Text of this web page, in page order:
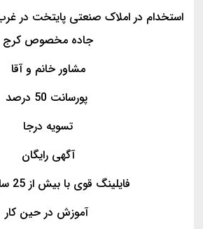
استخدام در املاک صنعتی پایتخت در غرب
جاده مخصوص کرج
مشاور خانم و آقا
پورسانت 50 درصد
تسویه درجا
آگهی رایگان
فایلینگ قوی با بیش از 25 سال تجربه
آموزش در حین کار